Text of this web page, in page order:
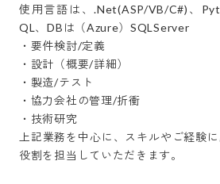
使用言語は、.Net(ASP/VB/C#)、
QL、DBは（Azure）SQLServer
・要件検討/定義
・設計（概要/詳細）
・製造/テスト
・協力会社の管理/折衝
・技術研究
上記業務を中心に、スキルやご経験
役割を担当していただきます。